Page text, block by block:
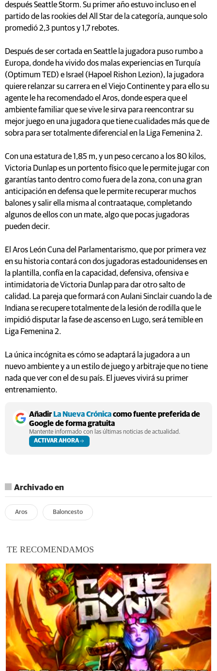
después Seattle Storm. Su primer año estuvo incluso en el
partido de las rookies del All Star de la categoría, aunque solo
promedió 2,3 puntos y 1,7 rebotes.
Después de ser cortada en Seattle la jugadora puso rumbo a
Europa, donde ha vivido dos malas experiencias en Turquía
(Optimum TED) e Israel (Hapoel Rishon Lezion), la jugadora
quiere relanzar su carrera en el Viejo Continente y para ello su
agente le ha recomendado el Aros, donde espera que el
ambiente familiar que se vive le sirva para reencontrar su
mejor juego en una jugadora que tiene cualidades más que de
sobra para ser totalmente diferencial en la Liga Femenina 2.
Con una estatura de 1,85 m, y un peso cercano a los 80 kilos,
Victoria Dunlap es un portento físico que le permite jugar con
garantías tanto dentro como fuera de la zona, con una gran
anticipación en defensa que le permite recuperar muchos
balones y salir ella misma al contraataque, completando
algunos de ellos con un mate, algo que pocas jugadoras
pueden decir.
El Aros León Cuna del Parlamentarismo, que por primera vez
en su historia contará con dos jugadoras estadounidenses en
la plantilla, confía en la capacidad, defensiva, ofensiva e
intimidatoria de Victoria Dunlap para dar otro salto de
calidad. La pareja que formará con Aulani Sinclair cuando la de
Indiana se recupere totalmente de la lesión de rodilla que le
impidió disputar la fase de ascenso en Lugo, será temible en
Liga Femenina 2.
La única incógnita es cómo se adaptará la jugadora a un
nuevo ambiente y a un estilo de juego y arbitraje que no tiene
nada que ver con el de su país. El jueves vivirá su primer
entrenamiento.
AñadirLa Nueva Crónicacomo fuente preferida de
Google de forma gratuita
Mantente informado con las últimas noticias de actualidad.
ACTIVAR AHORA
Archivado en
Aros Baloncesto
TE RECOMENDAMOS